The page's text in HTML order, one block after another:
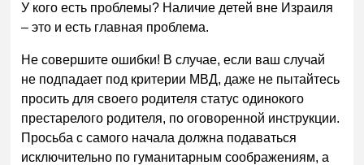
У кого есть проблемы? Наличие детей вне Израиля
– это и есть главная проблема.
Не совершите ошибки! В случае, если ваш случай
не подпадает под критерии МВД, даже не пытайтесь
просить для своего родителя статус одинокого
престарелого родителя, по оговоренной инструкции.
Просьба с самого начала должна подаваться
исключительно по гуманитарным соображениям, а